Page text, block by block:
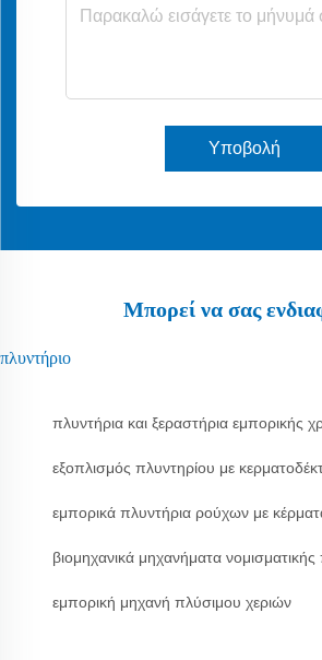
Υποβολή
Μπορεί να σας
πλυντήριο
πλυντήρια και ξεραστήρια εμπορικής
εξοπλισμός πλυντηρίου με
εμπορικά πλυντήρια ρούχων με
βιομηχανικά μηχανήματα
εμπορική μηχανή πλύσιμου χεριών